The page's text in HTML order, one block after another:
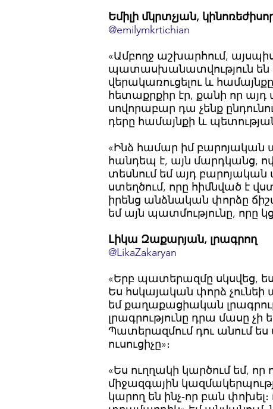
Եմիլի մկրտչյան,
@emilymkrtichian
«Ամբողջ աշխարհում,
պատասխանատվություն են
վերակառուցելու և
հետաքրքիր էր, քանի որ
սովորաբար դա չենք
դերը համայնքի և
«Ինձ համար իմ
հանդեպ է, այն մարդկանց,
տեսնում եմ այդ բարոյական
ստեղծում, որը հիմնված է
իրենց անձնական փորձը
եմ այն ​​պատմությունը, որը
Լիկա Զաքարյան, լրագրող
@LikaZakaryan
«Երբ պատերազմը սկսվեց,
Ես հսկայական փորձ չունեի
եմ քաղաքացիական
լրագրությունը դրա մասը չի
Պատերազմում դու անում ես
ուսուցիչը»։
«Ես ուղղակի կարծում եմ, որ
միջազգային
կարող են ինչ-որ բան փոխել։